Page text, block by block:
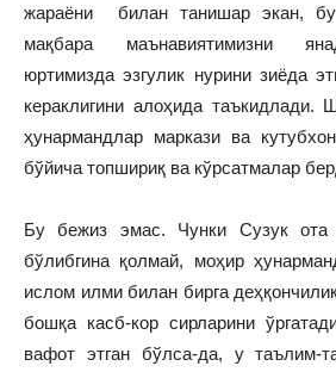
жараёни билан танишар экан,
мақбара маънавиятимизни
юртимизда эзгулик нурини зиёда
кераклигини алоҳида таъкидлади.
ҳунармандлар маркази ва
бўйича топшириқ ва кўрсатмалар
Бу бежиз эмас. Чунки Сузук ота
бўлибгина қолмай, моҳир
ислом илми билан бирга
бошқа касб-кор сирларини
вафот этган бўлса-да, у таълим-